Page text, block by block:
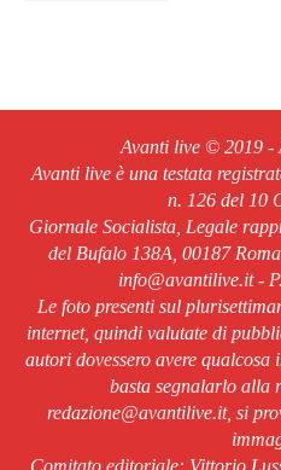
Avanti live © 2019 -
Avanti live è una testata
n. 126 del 10
Giornale Socialista, Legale
del Bufalo 138A, 00187
info@avantilive.it -
Le foto presenti sul
internet, quindi valutate di
autori dovessero avere
basta segnalarlo alla
redazione@avantilive.it, si